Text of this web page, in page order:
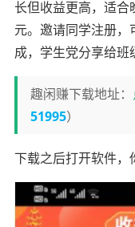
长但收益更高，适
元。邀请同学注册，
成，学生党分享给班
趣闲赚下载地址：
51995）
下载之后打开软件，